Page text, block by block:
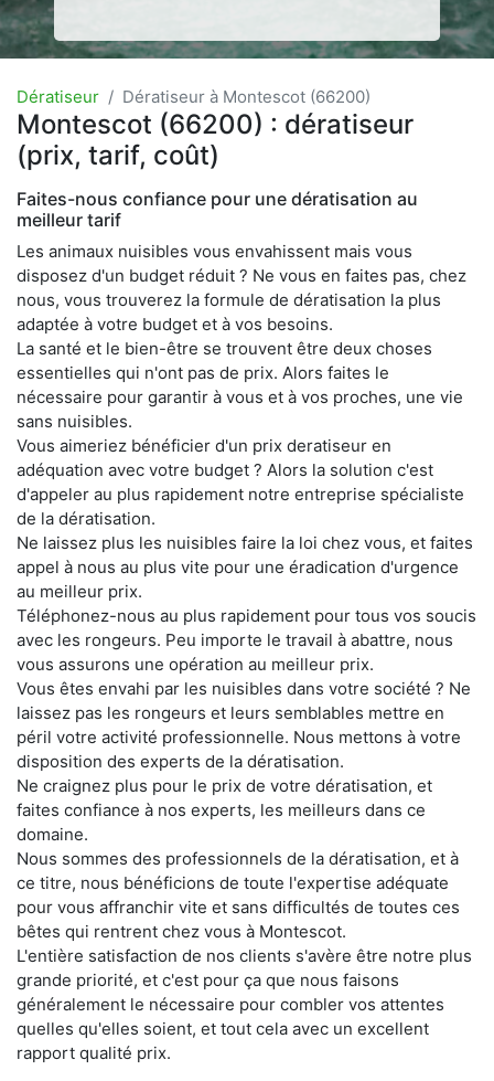
Dératiseur Dératiseur à Montescot (66200)
Montescot (66200) : dératiseur
(prix, tarif, coût)
Faites-nous confiance pour une dératisation au
meilleur tarif
Les animaux nuisibles vous envahissent mais vous
disposez d'un budget réduit ? Ne vous en faites pas, chez
nous, vous trouverez la formule de dératisation la plus
adaptée à votre budget et à vos besoins.
La santé et le bien-être se trouvent être deux choses
essentielles qui n'ont pas de prix. Alors faites le
nécessaire pour garantir à vous et à vos proches, une vie
sans nuisibles.
Vous aimeriez bénéficier d'un prix deratiseur en
adéquation avec votre budget ? Alors la solution c'est
d'appeler au plus rapidement notre entreprise spécialiste
de la dératisation.
Ne laissez plus les nuisibles faire la loi chez vous, et faites
appel à nous au plus vite pour une éradication d'urgence
au meilleur prix.
Téléphonez-nous au plus rapidement pour tous vos soucis
avec les rongeurs. Peu importe le travail à abattre, nous
vous assurons une opération au meilleur prix.
Vous êtes envahi par les nuisibles dans votre société ? Ne
laissez pas les rongeurs et leurs semblables mettre en
péril votre activité professionnelle. Nous mettons à votre
disposition des experts de la dératisation.
Ne craignez plus pour le prix de votre dératisation, et
faites confiance à nos experts, les meilleurs dans ce
domaine.
Nous sommes des professionnels de la dératisation, et à
ce titre, nous bénéficions de toute l'expertise adéquate
pour vous affranchir vite et sans difficultés de toutes ces
bêtes qui rentrent chez vous à Montescot.
L'entière satisfaction de nos clients s'avère être notre plus
grande priorité, et c'est pour ça que nous faisons
généralement le nécessaire pour combler vos attentes
quelles qu'elles soient, et tout cela avec un excellent
rapport qualité prix.